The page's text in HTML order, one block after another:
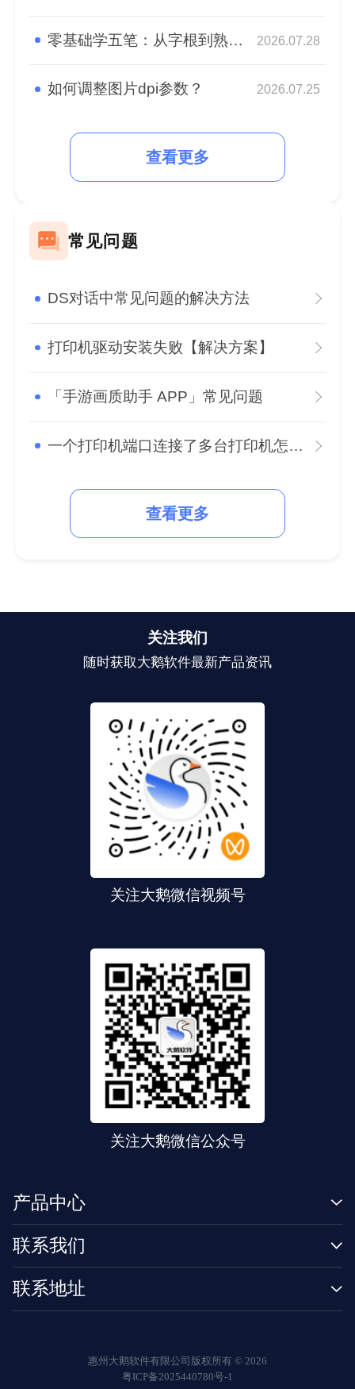
零基础学五笔：从字根到熟练，高效打字入门指南 2026.07.28
如何调整图片dpi参数？ 2026.07.25
查看更多
常见问题
DS对话中常见问题的解决方法
打印机驱动安装失败【解决方案】
「手游画质助手 APP」常见问题
一个打印机端口连接了多台打印机怎么办？
查看更多
关注我们
随时获取大鹅软件最新产品资讯
关注大鹅微信视频号
关注大鹅微信公众号
产品中心
联系我们
联系地址
惠州大鹅软件有限公司版权所有 © 2026
粤ICP备2025440780号-1